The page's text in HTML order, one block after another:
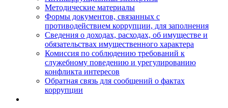
Методические материалы
Формы документов, связанных с
противодействием коррупции, для заполнения
Сведения о доходах, расходах, об имуществе и
обязательствах имущественного характера
Комиссия по соблюдению требований к
служебному поведению и урегулированию
конфликта интересов
Обратная связь для сообщений о фактах
коррупции